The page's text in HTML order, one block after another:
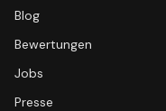
Blog
Bewertungen
Jobs
Presse